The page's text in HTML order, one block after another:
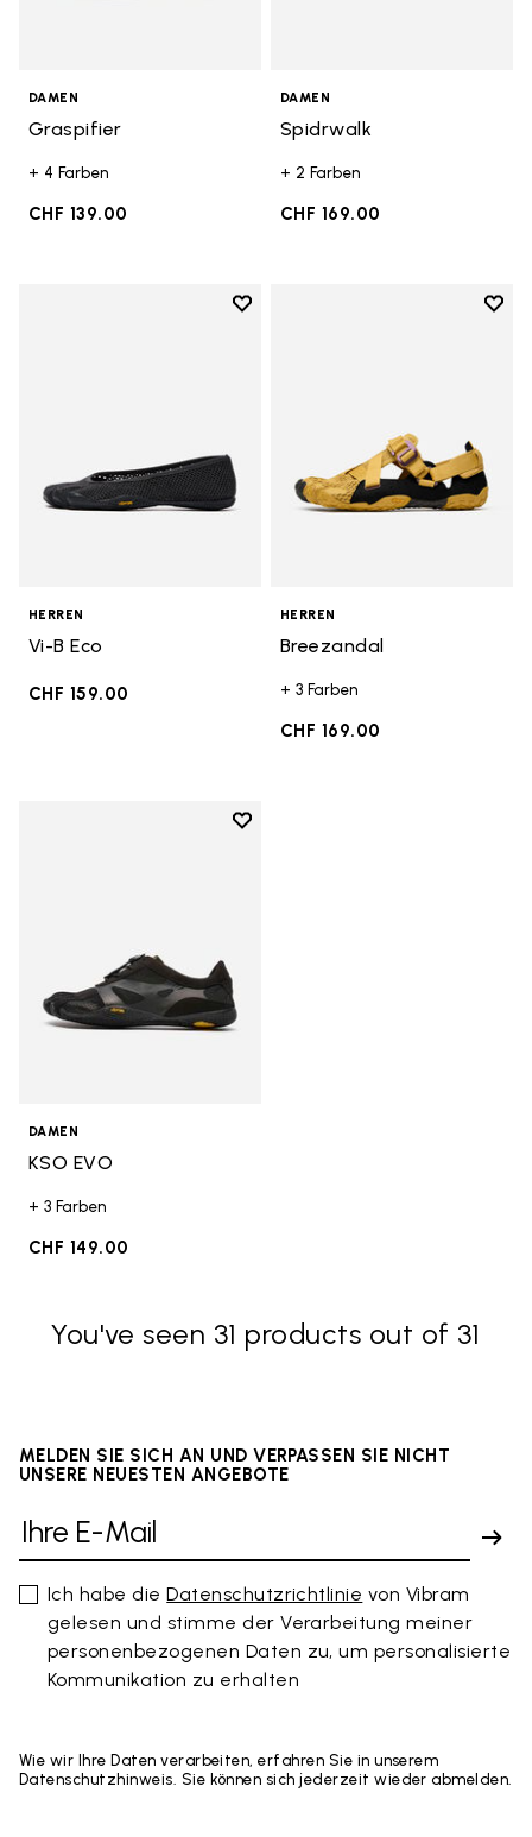
DAMEN
Graspifier
+ 4 Farben
CHF 139.00
DAMEN
Spidrwalk
+ 2 Farben
CHF 169.00
Add to wishlist
HERREN
Vi-B Eco
CHF 159.00
Add
HERREN
Breezandal
+ 3 Farben
CHF 169.00
Add to wishlist
DAMEN
KSO EVO
+ 3 Farben
CHF 149.00
You've seen 31 products out of 31
MELDEN SIE SICH AN UND VERPASSEN SIE NICHT
UNSERE NEUESTEN ANGEBOTE
Ich habe dieDatenschutzrichtlinie von Vibram
gelesen und stimme der Verarbeitung meiner
personenbezogenen Daten zu, um personalisierte
Kommunikation zu erhalten
Wie wir Ihre Daten verarbeiten, erfahren Sie in unserem
Datenschutzhinweis. Sie können sich jederzeit wieder abmelden.